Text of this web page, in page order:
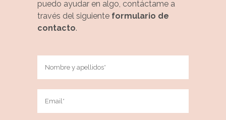
puedo ayudar en algo, contáctame a
través del siguiente formulario de
contacto.